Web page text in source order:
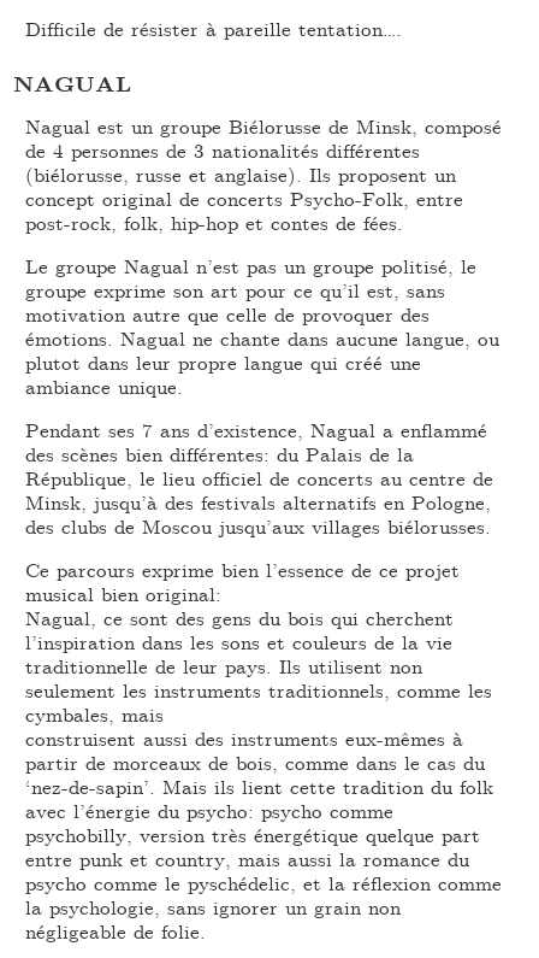
Difficile de résister à pareille tentation….
NAGUAL
Nagual est un groupe Biélorusse de Minsk, composé
de 4 personnes de 3 nationalités différentes
(biélorusse, russe et anglaise). Ils proposent un
concept original de concerts Psycho-Folk, entre
post-rock, folk, hip-hop et contes de fées.
Le groupe Nagual n’est pas un groupe politisé, le
groupe exprime son art pour ce qu’il est, sans
motivation autre que celle de provoquer des
émotions. Nagual ne chante dans aucune langue, ou
plutot dans leur propre langue qui créé une
ambiance unique.
Pendant ses 7 ans d’existence, Nagual a enflammé
des scènes bien différentes: du Palais de la
République, le lieu officiel de concerts au centre de
Minsk, jusqu’à des festivals alternatifs en Pologne,
des clubs de Moscou jusqu’aux villages biélorusses.
Ce parcours exprime bien l’essence de ce projet
musical bien original:
Nagual, ce sont des gens du bois qui cherchent
l’inspiration dans les sons et couleurs de la vie
traditionnelle de leur pays. Ils utilisent non
seulement les instruments traditionnels, comme les
cymbales, mais
construisent aussi des instruments eux-mêmes à
partir de morceaux de bois, comme dans le cas du
‘nez-de-sapin’. Mais ils lient cette tradition du folk
avec l’énergie du psycho: psycho comme
psychobilly, version très énergétique quelque part
entre punk et country, mais aussi la romance du
psycho comme le pyschédelic, et la réflexion comme
la psychologie, sans ignorer un grain non
négligeable de folie.